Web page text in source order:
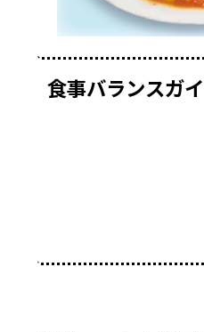
食事バランスガ